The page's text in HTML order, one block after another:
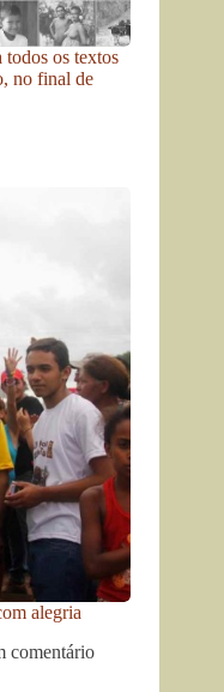
os textos
no final de
alegria
comentário